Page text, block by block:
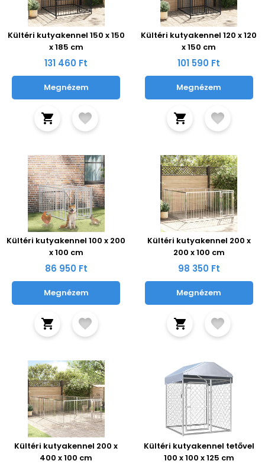
Kültéri kutyakennel 150 x 150
x 185 cm
131 460 Ft
Megnézem
Kültéri kutyakennel 120 x 120
x 150 cm
101 590 Ft
Megnézem
Kültéri kutyakennel 100 x 200
x 100 cm
86 950 Ft
Megnézem
Kültéri kutyakennel 200 x
200 x 100 cm
98 350 Ft
Megnézem
Kültéri kutyakennel 200 x
400 x 100 cm
Kültéri kutyakennel tetővel
100 x 100 x 125 cm